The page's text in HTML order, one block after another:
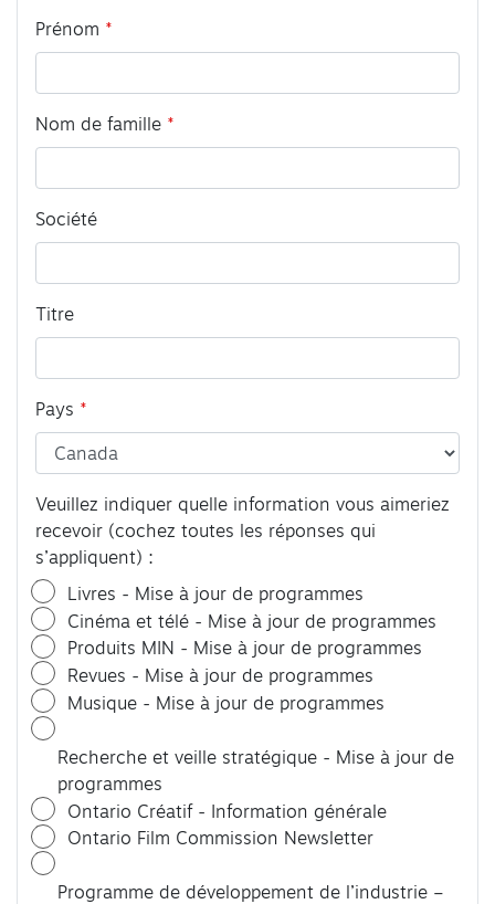
Prénom
Nom de famille
Société
Titre
Pays
Veuillez indiquer quelle information vous aimeriez
recevoir (cochez toutes les réponses qui
s’appliquent) :
Livres - Mise à jour de programmes
Cinéma et télé - Mise à jour de programmes
Produits MIN - Mise à jour de programmes
Revues - Mise à jour de programmes
Musique - Mise à jour de programmes
Recherche et veille stratégique - Mise à jour de
programmes
Ontario Créatif - Information générale
Ontario Film Commission Newsletter
Programme de développement de l’industrie –